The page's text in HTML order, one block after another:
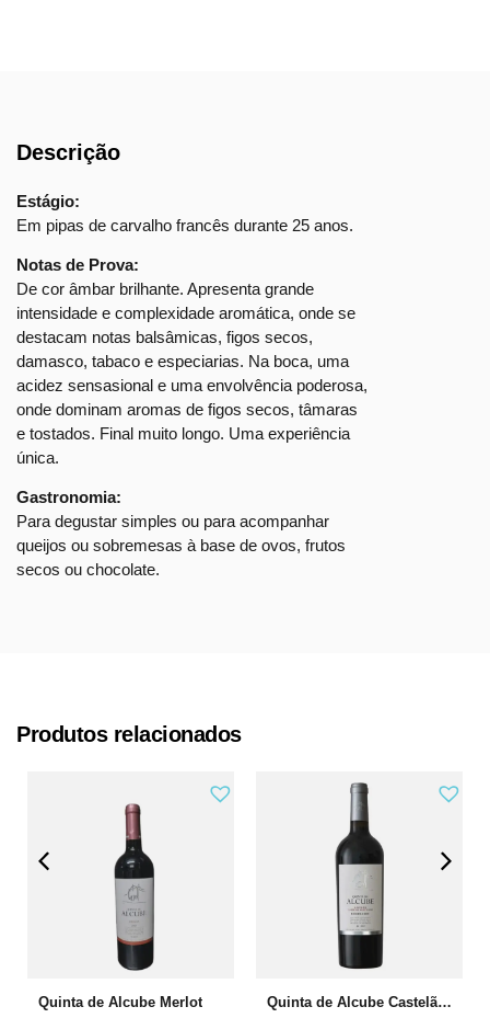
Descrição
Estágio:
Em pipas de carvalho francês durante 25 anos.
Notas de Prova:
De cor âmbar brilhante. Apresenta grande
intensidade e complexidade aromática, onde se
destacam notas balsâmicas, figos secos,
damasco, tabaco e especiarias. Na boca, uma
acidez sensasional e uma envolvência poderosa,
onde dominam aromas de figos secos, tâmaras
e tostados. Final muito longo. Uma experiência
única.
Gastronomia:
Para degustar simples ou para acompanhar
queijos ou sobremesas à base de ovos, frutos
secos ou chocolate.
Produtos relacionados
Quinta de Alcube Merlot Quinta de Alcube Castelão Cabernet Sauvignon